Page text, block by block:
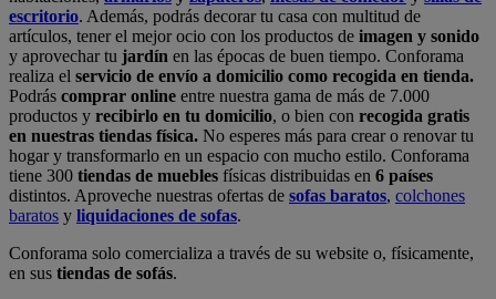
escritorio. Además, podrás decorar tu casa con multitud de
artículos, tener el mejor ocio con los productos de imagen y sonido
y aprovechar tu jardín en las épocas de buen tiempo. Conforama
realiza el servicio de envío a domicilio como recogida en tienda.
Podrás comprar online entre nuestra gama de más de 7.000
productos y recibirlo en tu domicilio, o bien con recogida gratis
en nuestras tiendas física. No esperes más para crear o renovar tu
hogar y transformarlo en un espacio con mucho estilo. Conforama
tiene 300 tiendas de muebles físicas distribuidas en 6 países
distintos. Aproveche nuestras ofertas de sofas baratos, colchones
baratos y liquidaciones de sofas.
Conforama solo comercializa a través de su website o, físicamente,
en sus tiendas de sofás.